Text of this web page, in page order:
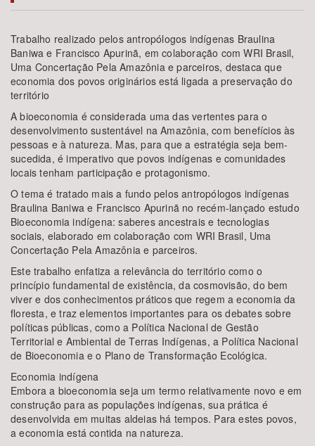
Subtema
Área de Levantamento
Área Protegida
BUSCAR
Trabalho realizado pelos antropólogos indígenas Braulina
Baniwa e Francisco Apurinã, em colaboração com WRI Brasil,
Uma Concertação Pela Amazônia e parceiros, destaca que
economia dos povos originários está ligada a preservação do
território
A bioeconomia é considerada uma das vertentes para o
desenvolvimento sustentável na Amazônia, com benefícios às
pessoas e à natureza. Mas, para que a estratégia seja bem-
sucedida, é imperativo que povos indígenas e comunidades
locais tenham participação e protagonismo.
O tema é tratado mais a fundo pelos antropólogos indígenas
Braulina Baniwa e Francisco Apurinã no recém-lançado estudo
Bioeconomia indígena: saberes ancestrais e tecnologias
sociais, elaborado em colaboração com WRI Brasil, Uma
Concertação Pela Amazônia e parceiros.
Este trabalho enfatiza a relevância do território como o
princípio fundamental de existência, da cosmovisão, do bem
viver e dos conhecimentos práticos que regem a economia da
floresta, e traz elementos importantes para os debates sobre
políticas públicas, como a Política Nacional de Gestão
Territorial e Ambiental de Terras Indígenas, a Política Nacional
de Bioeconomia e o Plano de Transformação Ecológica.
Economia indígena
Embora a bioeconomia seja um termo relativamente novo e em
construção para as populações indígenas, sua prática é
desenvolvida em muitas aldeias há tempos. Para estes povos,
a economia está contida na natureza.